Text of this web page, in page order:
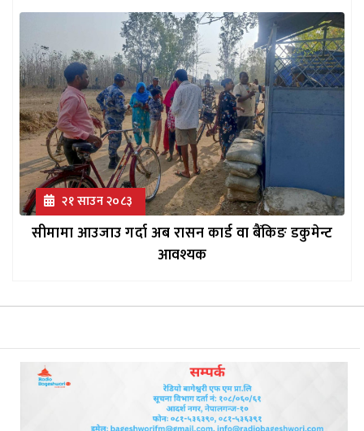
२१ साउन २०८३
सीमामा आउजाउ गर्दा अब रासन कार्ड वा बैंकिङ डकुमेन्ट
आवश्यक